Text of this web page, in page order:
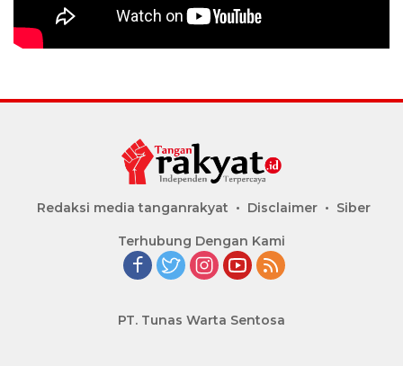
Redaksi media tanganrakyat Disclaimer Siber
Terhubung Dengan Kami
PT. Tunas Warta Sentosa